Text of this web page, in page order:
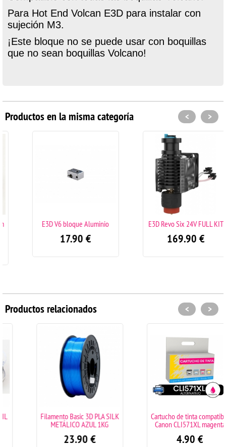
Para Hot End Volcan E3D para instalar con
sujeción M3.
¡Este bloque no se puede usar con boquillas
que no sean boquillas Volcano!
Productos en la misma categoría
E3D V6 bloque Aluminio
17.90€
E3D Revo Six 24V FULL KIT
169.90€
< >
Productos relacionados
Filamento Basic 3D PLA SILK
METÁLICO AZUL 1KG
23.90€
Cartucho de tinta compatible
Canon CLI571XL magenta
€
< >